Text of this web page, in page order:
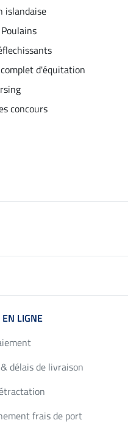
islandaise
d'équitation
concours
LIGNE
délais de livraison
frais de port